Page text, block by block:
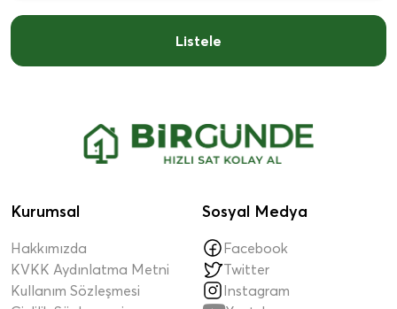
Listele
Kurumsal
Hakkımızda
KVKK Aydınlatma Metni
Kullanım Sözleşmesi
Sosyal Medya
Facebook
Twitter
Instagram